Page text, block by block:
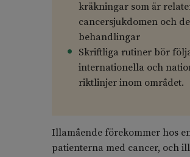
kräkningar som är
cancersjukdomen och
behandlingar
Skriftliga rutiner bör
internationella och
riktlinjer inom området.
Illamående förekommer hos
patienterna med cancer, och